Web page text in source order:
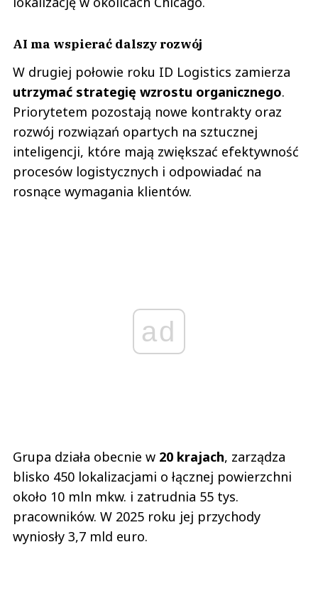
AI ma wspierać dalszy rozwój
W drugiej połowie roku ID Logistics zamierza
utrzymać strategię wzrostu organicznego.
Priorytetem pozostają nowe kontrakty oraz
rozwój rozwiązań opartych na sztucznej
inteligencji, które mają zwiększać efektywność
procesów logistycznych i odpowiadać na
rosnące wymagania klientów.
ad
Grupa działa obecnie w 20 krajach, zarządza
blisko 450 lokalizacjami o łącznej powierzchni
około 10 mln mkw. i zatrudnia 55 tys.
pracowników. W 2025 roku jej przychody
wyniosły 3,7 mld euro.